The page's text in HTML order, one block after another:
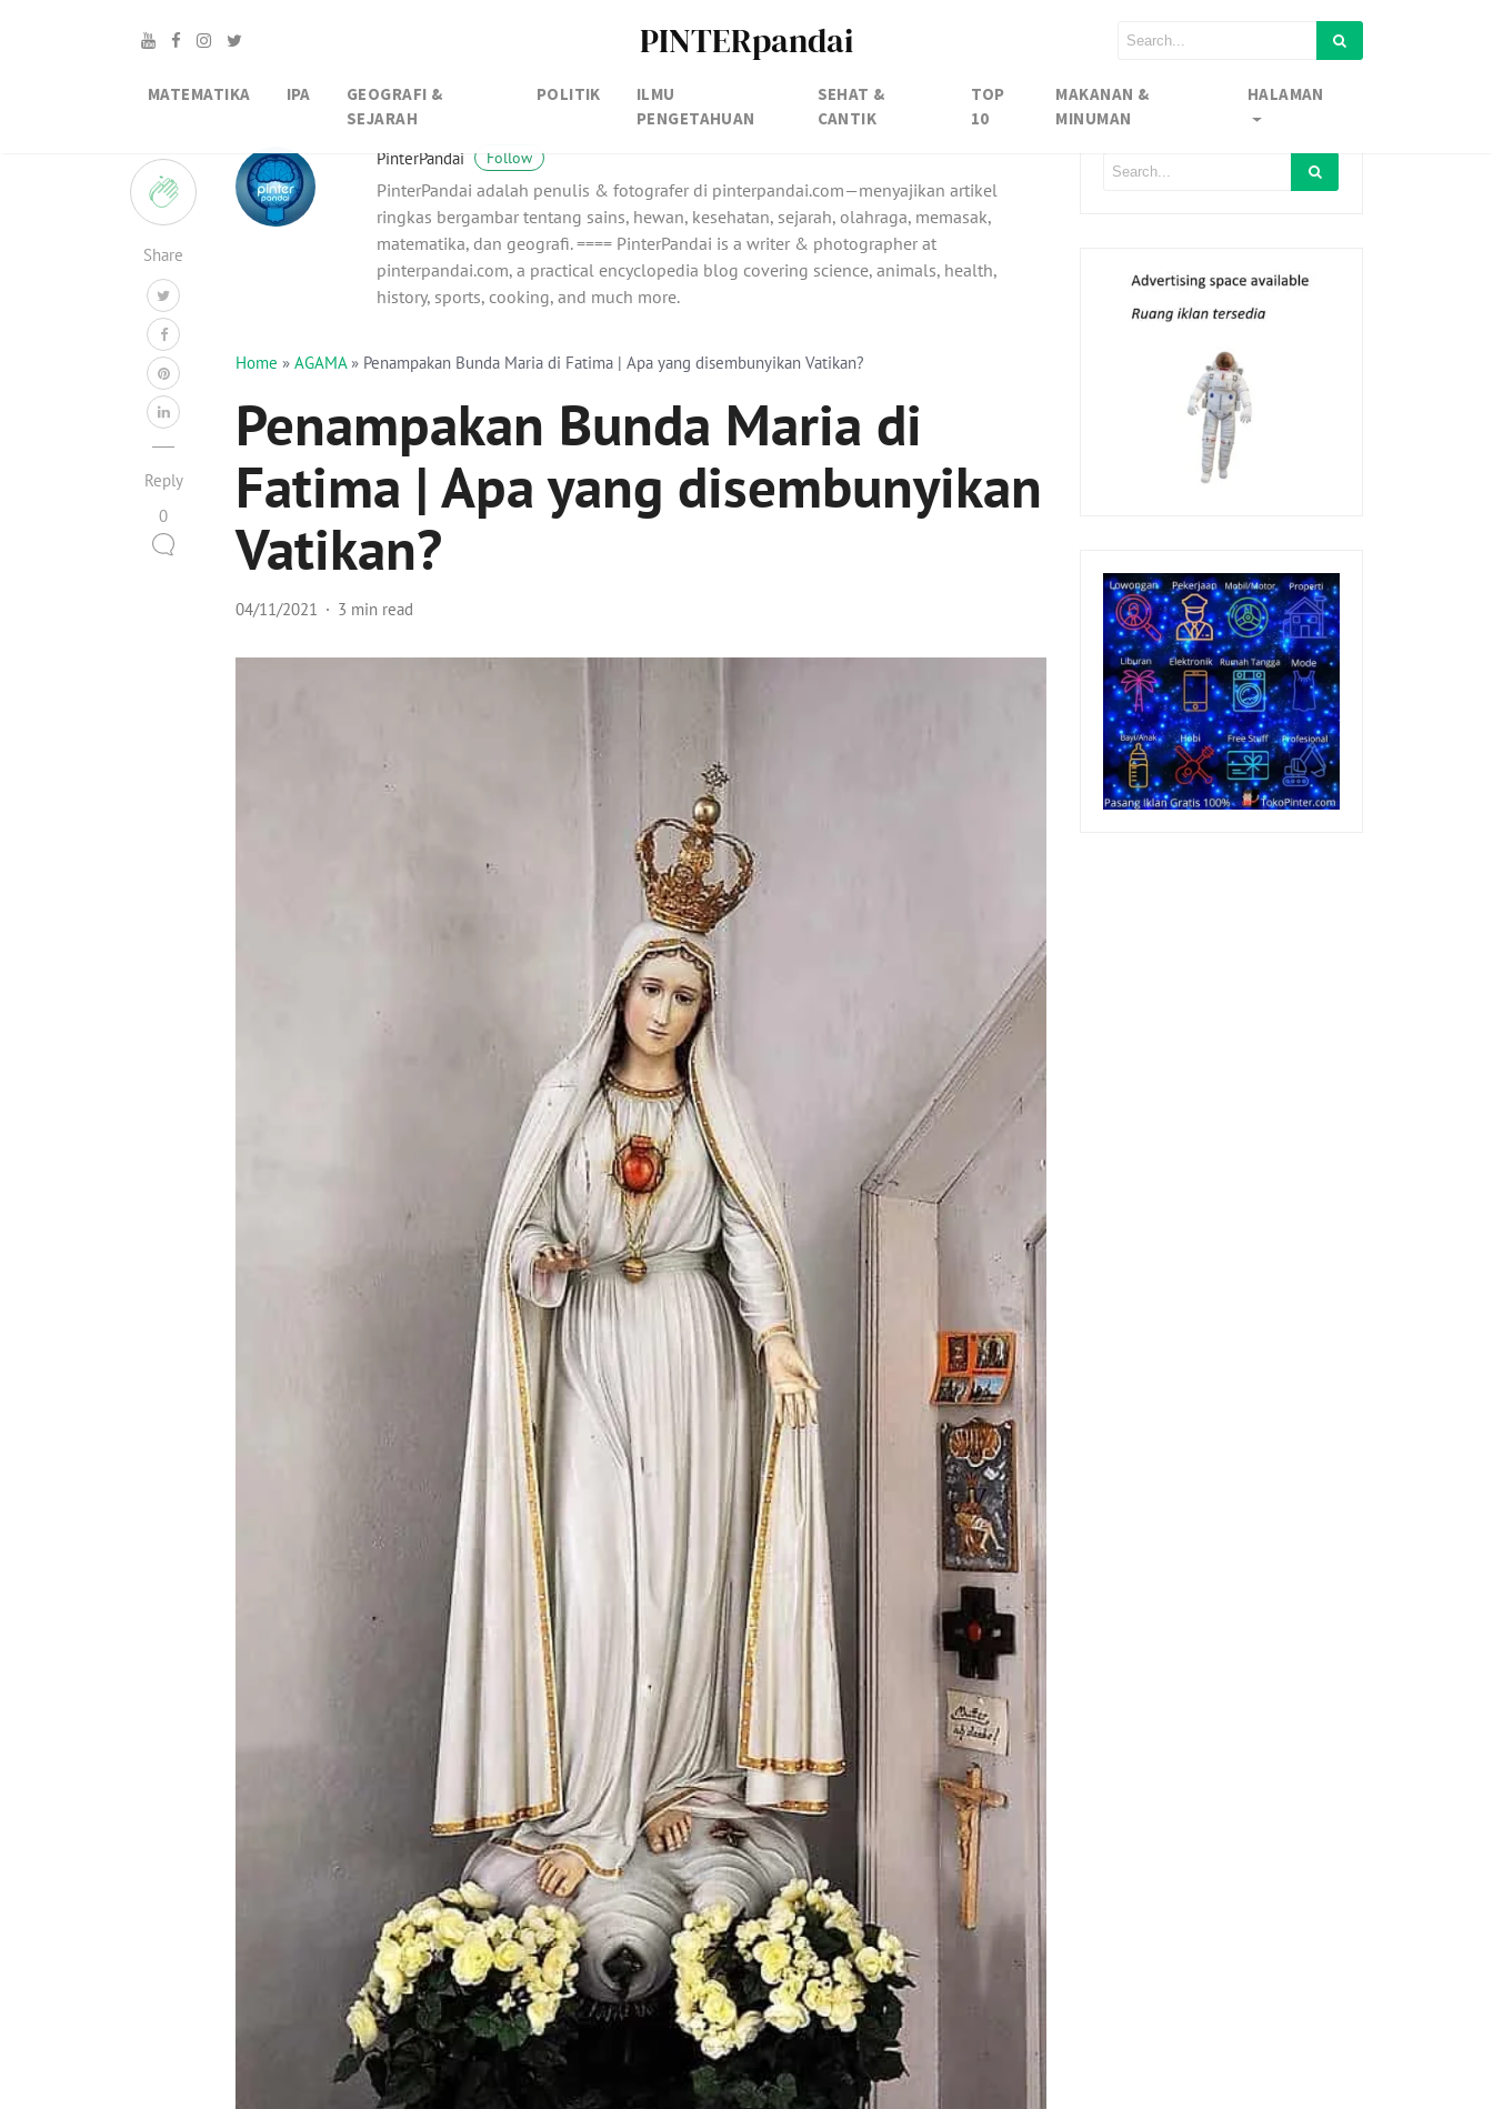
PINTERpandai
MATEMATIKA IPA
GEOGRAFI &
SEJARAH
POLITIK
ILMU
PENGETAHUAN
SEHAT &
CANTIK
TOP
10
MAKANAN &
MINUMAN
HALAMAN
Share
Reply
0
PinterPandai Follow
PinterPandai adalah penulis & fotografer di pinterpandai.com—menyajikan artikel
ringkas bergambar tentang sains, hewan, kesehatan, sejarah, olahraga, memasak,
matematika, dan geografi. ==== PinterPandai is a writer & photographer at
pinterpandai.com, a practical encyclopedia blog covering science, animals, health,
history, sports, cooking, and much more.
Home » AGAMA» Penampakan Bunda Maria di Fatima | Apa yang disembunyikan Vatikan?
Penampakan Bunda Maria di
Fatima | Apa yang disembunyikan
Vatikan?
04/11/2021 3 min read